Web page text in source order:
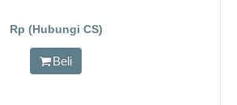
Rp (Hubungi CS)
Beli